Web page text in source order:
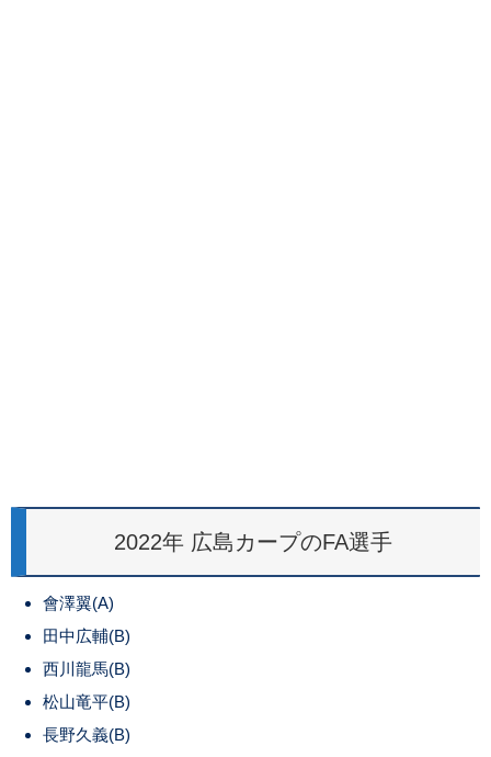
2022年 広島カープのFA選手
會澤翼(A)
田中広輔(B)
西川龍馬(B)
松山竜平(B)
長野久義(B)